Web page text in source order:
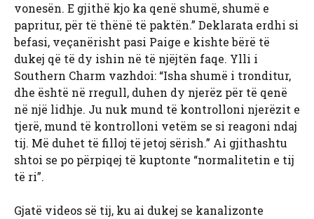
vonesën. E gjithë kjo ka qenë shumë, shumë e
papritur, për të thënë të paktën.” Deklarata erdhi si
befasi, veçanërisht pasi Paige e kishte bërë të
dukej që të dy ishin në të njëjtën faqe. Ylli i
Southern Charm vazhdoi: “Isha shumë i tronditur,
dhe është në rregull, duhen dy njerëz për të qenë
në një lidhje. Ju nuk mund të kontrolloni njerëzit e
tjerë, mund të kontrolloni vetëm se si reagoni ndaj
tij. Më duhet të filloj të jetoj sërish.” Ai gjithashtu
shtoi se po përpiqej të kuptonte “normalitetin e tij
të ri”.
Gjatë videos së tij, ku ai dukej se kanalizonte